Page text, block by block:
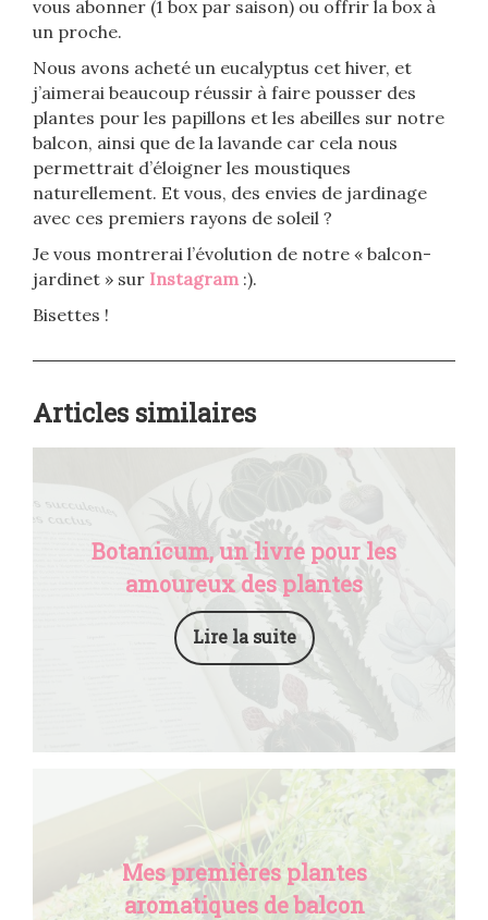
vous abonner (1 box par saison) ou offrir la box à
un proche.
Nous avons acheté un eucalyptus cet hiver, et
j’aimerai beaucoup réussir à faire pousser des
plantes pour les papillons et les abeilles sur notre
balcon, ainsi que de la lavande car cela nous
permettrait d’éloigner les moustiques
naturellement. Et vous, des envies de jardinage
avec ces premiers rayons de soleil ?
Je vous montrerai l’évolution de notre « balcon-
jardinet » sur Instagram :).
Bisettes !
Articles similaires
Botanicum, un livre pour les
amoureux des plantes
Lire la suite
Mes premières plantes
aromatiques de balcon